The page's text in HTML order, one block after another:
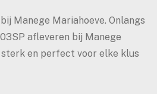
Manege Mariahoeve. Onlangs
afleveren bij Manege
sterk en perfect voor elke klus